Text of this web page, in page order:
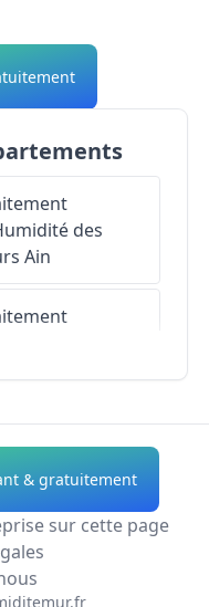
des
Ain
des
Allier
des
Alpes-de-
& gratuitement
sur cette page